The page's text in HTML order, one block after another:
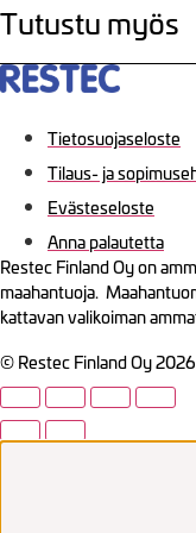
Tutustu myös
Tietosuojaseloste
Tilaus- ja
Evästeseloste
Anna palautetta
Restec Finland Oy on
maahantuoja.
kattavan valikoiman
© Restec Finland Oy 2026